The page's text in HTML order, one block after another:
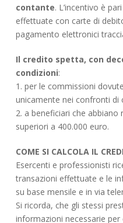
contante. L’incentivo è
effettuate con carte di
pagamento elettronici
Il credito spetta, con
condizioni:
1. per le commissioni
unicamente nei confronti di
2. a beneficiari che abbiano
superiori a 400.000 euro.
COME SI CALCOLA IL
Esercenti e professionisti
transazioni effettuate e le
su base mensile e in via
Si ricorda, che gli stessi
informazioni necessarie